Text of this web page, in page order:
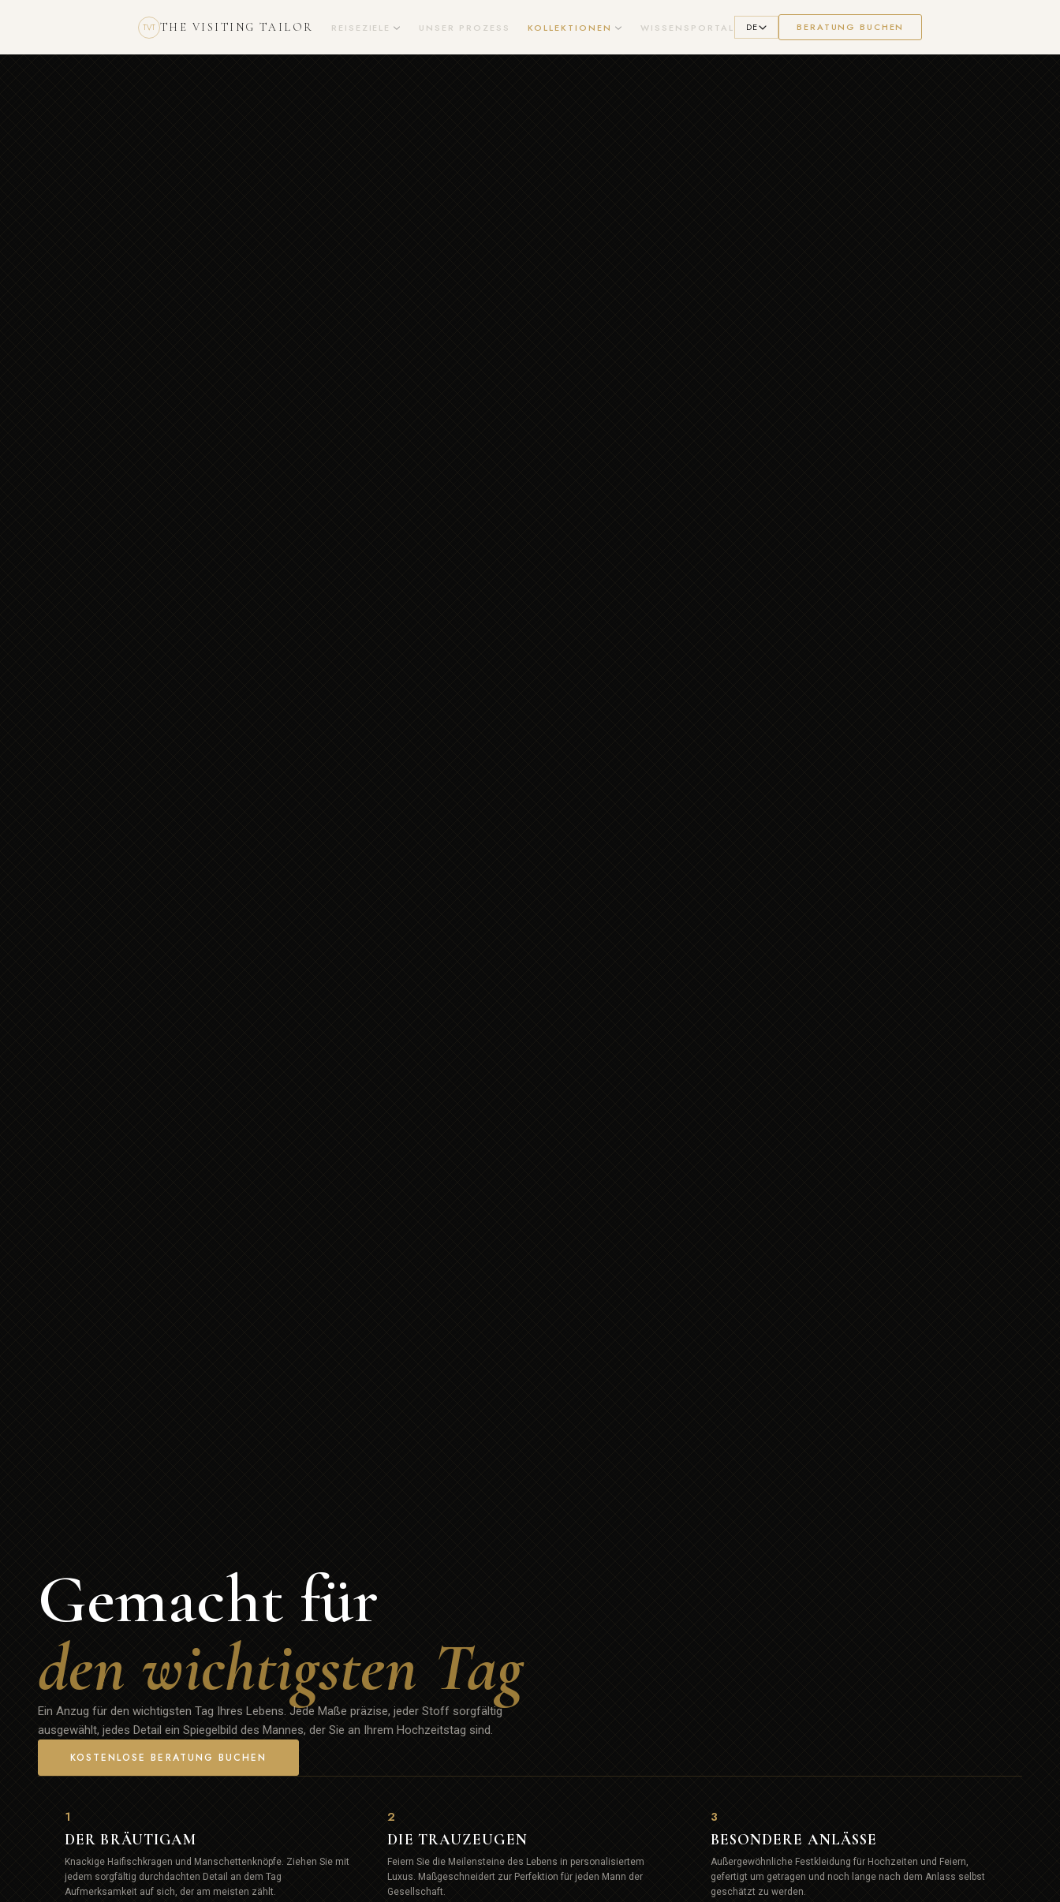
TVT THE VISITING TAILOR REISEZIELE UNSER PROZESS KOLLEKTIONEN WISSENSPORTAL DE BERATUNG BUCHEN
Gemacht für
den wichtigsten Tag
Ein Anzug für den wichtigsten Tag Ihres Lebens. Jede Maße präzise, jeder Stoff sorgfältig
ausgewählt, jedes Detail ein Spiegelbild des Mannes, der Sie an Ihrem Hochzeitstag sind.
KOSTENLOSE BERATUNG BUCHEN
1
DER BRÄUTIGAM
Knackige Haifischkragen und Manschettenknöpfe. Ziehen Sie mit
jedem sorgfältig durchdachten Detail an dem Tag
Aufmerksamkeit auf sich, der am meisten zählt.
2
DIE TRAUZEUGEN
Feiern Sie die Meilensteine des Lebens in personalisiertem
Luxus. Maßgeschneidert zur Perfektion für jeden Mann der
Gesellschaft.
3
BESONDERE ANLÄSSE
Außergewöhnliche Festkleidung für Hochzeiten und Feiern,
gefertigt um getragen und noch lange nach dem Anlass selbst
geschätzt zu werden.